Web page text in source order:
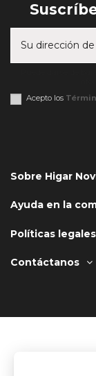
Acepto los
Sobre Higar
Ayuda en la
Políticas legales
Contáctanos